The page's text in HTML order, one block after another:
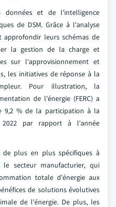
données et de l'intelligence
de DSM. Grâce à l'analyse
approfondir leurs schémas de
la gestion de la charge et
sur l'approvisionnement et
les initiatives de réponse à la
Pour illustration, la
de l'énergie (FERC) a
9,2 % de la participation à la
par rapport à l'année
de plus en plus spécifiques à
le secteur manufacturier, qui
totale d'énergie aux
de solutions évolutives
de l'énergie. De plus, les